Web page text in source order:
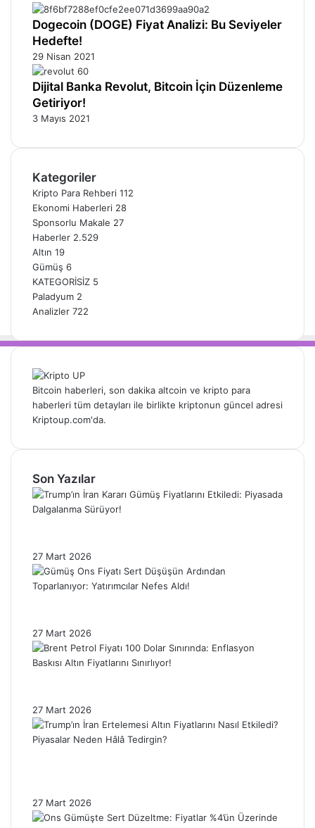
Dogecoin (DOGE) Fiyat Analizi: Bu Seviyeler
Hedefte!
29 Nisan 2021
Dijital Banka Revolut, Bitcoin İçin Düzenleme
Getiriyor!
3 Mayıs 2021
Kategoriler
Kripto Para Rehberi 112
Ekonomi Haberleri 28
Sponsorlu Makale 27
Haberler 2.529
Altın 19
Gümüş 6
KATEGORİSİZ 5
Paladyum 2
Analizler 722
Bitcoin haberleri, son dakika altcoin ve kripto para
haberleri tüm detayları ile birlikte kriptonun güncel adresi
Kriptoup.com'da.
Son Yazılar
27 Mart 2026
27 Mart 2026
27 Mart 2026
27 Mart 2026